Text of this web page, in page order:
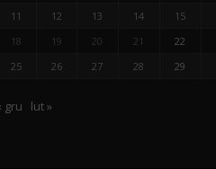
11
12 13 14 15
18
19 20 21 22
25
26 27 28 29
gru lut »